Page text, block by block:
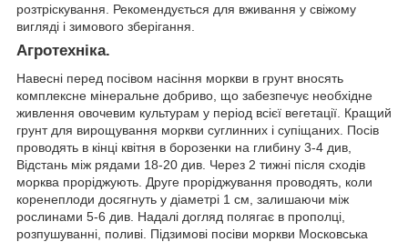
розтріскування. Рекомендується для вживання у свіжому
вигляді і зимового зберігання.
Агротехніка.
Навесні перед посівом насіння моркви в грунт вносять
комплексне мінеральне добриво, що забезпечує необхідне
живлення овочевим культурам у період всієї вегетації. Кращий
грунт для вирощування моркви суглинних і супіщаних. Посів
проводять в кінці квітня в борозенки на глибину 3-4 див,
Відстань між рядами 18-20 див. Через 2 тижні після сходів
морква проріджують. Друге проріджування проводять, коли
коренеплоди досягнуть у діаметрі 1 см, залишаючи між
рослинами 5-6 див. Надалі догляд полягає в прополці,
розпушуванні, поливі. Підзимові посіви моркви Московська